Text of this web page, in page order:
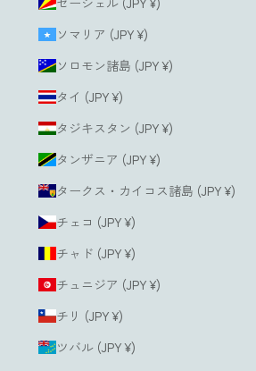
ソマリア (JPY ¥)
ソロモン諸島 (JPY ¥)
タイ (JPY ¥)
タジキスタン (JPY ¥)
タンザニア (JPY ¥)
タークス・カイコス諸島 (JPY ¥)
チェコ (JPY ¥)
チャド (JPY ¥)
チュニジア (JPY ¥)
チリ (JPY ¥)
ツバル (JPY ¥)